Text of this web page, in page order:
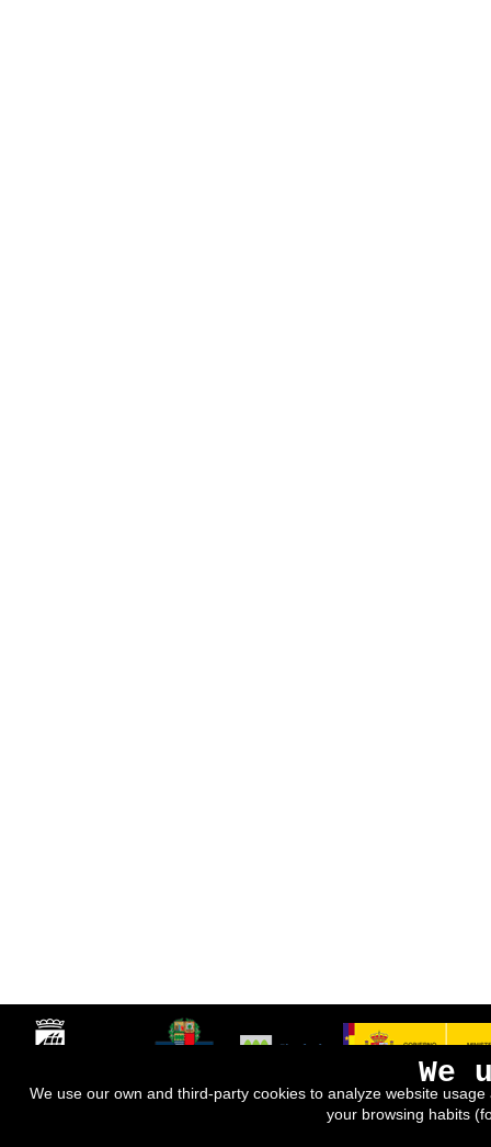
We
We use our own and third-party cookies to analyze website
your browsing habits